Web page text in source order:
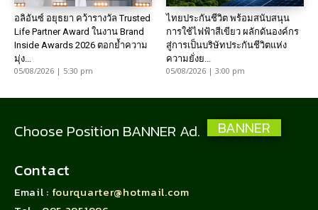
อลิอันซ์ อยุธยา คว้ารางวัล Trusted
Life Partner Award ในงาน Brand
Inside Awards 2026 ตอกย้ำความ
มุ่ง...
05/08/2026 | 5:30 pm
ไทยประกันชีวิต พร้อมสนับสนุน
การใช้ไฟฟ้าสีเขียว ผลักดันองค์กร
สู่การเป็นบริษัทประกันชีวิตแห่ง
ความยั่งย...
05/08/2026 | 3:00 pm
Choose Position BANNER Ad. BANNER
Contact
Email : fourquarter@hotmail.com